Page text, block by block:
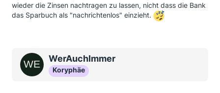
wieder die Zinsen nachtragen zu lassen, nicht dass die Bank
das Sparbuch als "nachrichtenlos" einzieht.
WerAuchImmer
Koryphäe